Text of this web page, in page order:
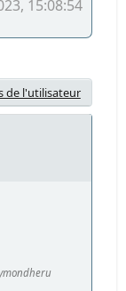
15:08:54
de l'utilisateur